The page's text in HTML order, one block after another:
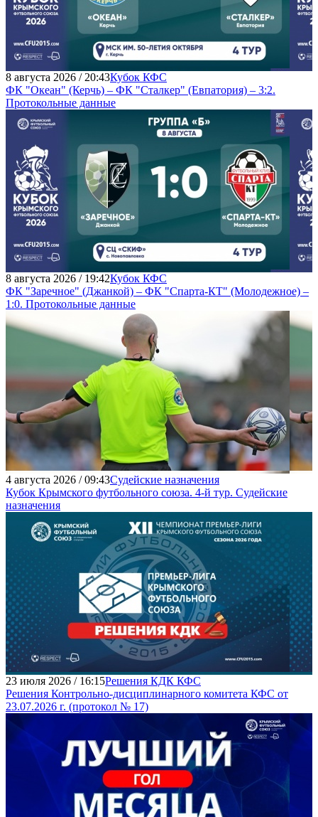
8 августа 2026 / 20:43Кубок КФС
ФК "Океан" (Керчь) – ФК "Сталкер" (Евпатория) – 3:2.
Протокольные данные
8 августа 2026 / 19:42Кубок КФС
ФК "Заречное" (Джанкой) – ФК "Спарта-КТ" (Молодежное) –
1:0. Протокольные данные
4 августа 2026 / 09:43Судейские назначения
Кубок Крымского футбольного союза. 4-й тур. Судейские
назначения
23 июля 2026 / 16:15Решения КДК КФС
Решения Контрольно-дисциплинарного комитета КФС от
23.07.2026 г. (протокол № 17)